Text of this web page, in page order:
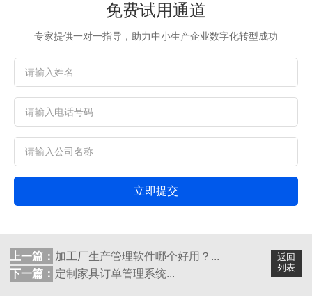
免费试用通道
专家提供一对一指导，助力中小生产企业数字化转型成功
立即提交
返回
列表
上一篇： 加工厂生产管理软件哪个好用？...
下一篇： 定制家具订单管理系统...